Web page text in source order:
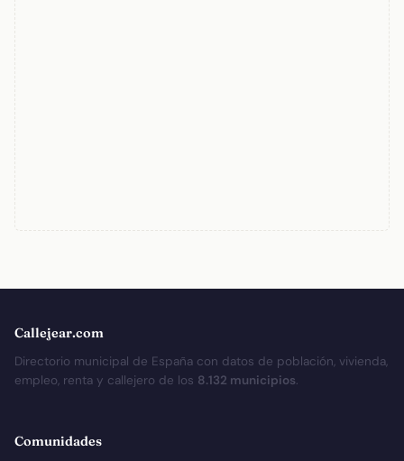
Callejear.com
Directorio municipal de España con datos de población, vivienda,
empleo, renta y callejero de los 8.132 municipios.
Comunidades